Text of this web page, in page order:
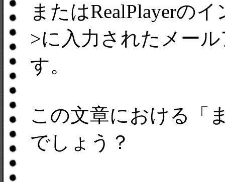
またはRealPlayerの
>に入力されたメー
す。
この文章における「
でしょう？